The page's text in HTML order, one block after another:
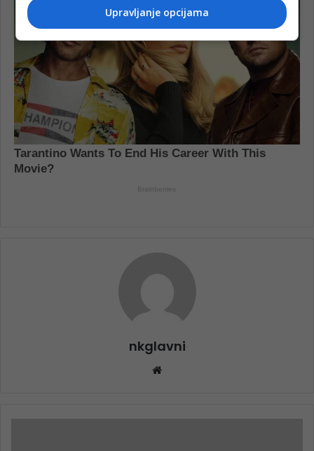
nkglavni
Upravljanje opcijama